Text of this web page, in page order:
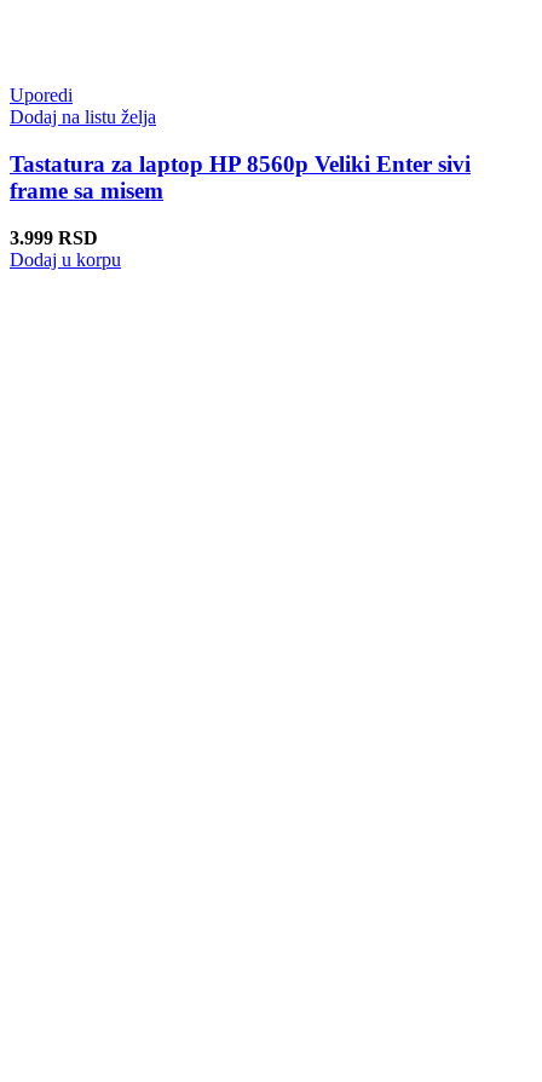
Uporedi
Dodaj na listu želja
Tastatura za laptop HP 8560p Veliki Enter sivi
frame sa misem
3.999 RSD
Dodaj u korpu